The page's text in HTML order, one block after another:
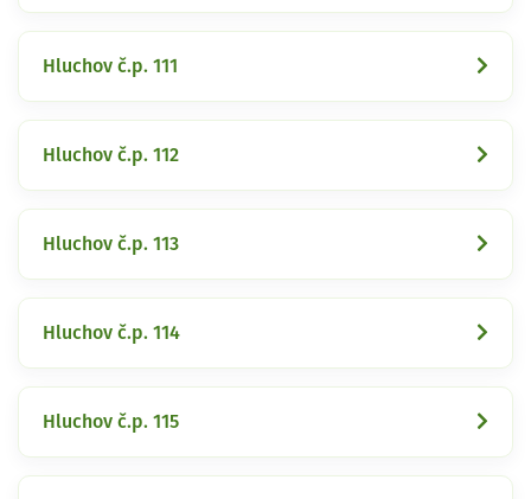
Hluchov č.p. 111
Hluchov č.p. 112
Hluchov č.p. 113
Hluchov č.p. 114
Hluchov č.p. 115